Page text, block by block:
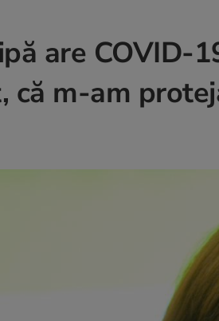
are COVID-
că m-am